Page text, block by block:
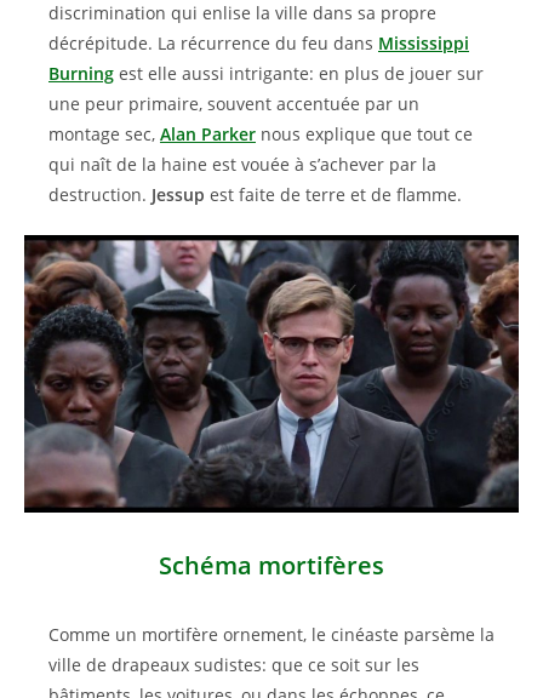
discrimination qui enlise la ville dans sa propre
décrépitude. La récurrence du feu dans Mississippi
Burning est elle aussi intrigante: en plus de jouer sur
une peur primaire, souvent accentuée par un
montage sec, Alan Parker nous explique que tout ce
qui naît de la haine est vouée à s’achever par la
destruction. Jessup est faite de terre et de flamme.
Schéma mortifères
Comme un mortifère ornement, le cinéaste parsème la
ville de drapeaux sudistes: que ce soit sur les